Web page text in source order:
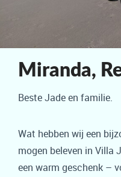
Miranda,
Beste Jade en familie.
Wat hebben wij een
mogen beleven in Villa
een warm geschenk –